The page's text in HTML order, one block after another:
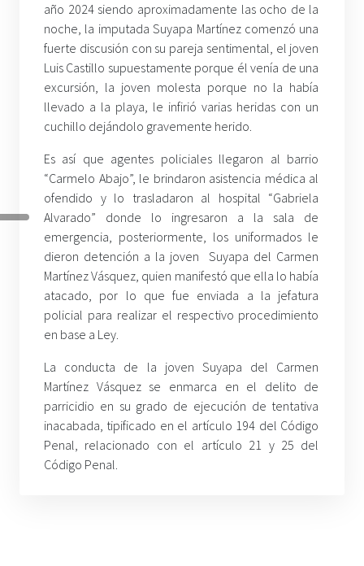
año 2024 siendo aproximadamente las ocho de la
noche, la imputada Suyapa Martínez comenzó una
fuerte discusión con su pareja sentimental, el joven
Luis Castillo supuestamente porque él venía de una
excursión, la joven molesta porque no la había
llevado a la playa, le infirió varias heridas con un
cuchillo dejándolo gravemente herido.
Es así que agentes policiales llegaron al barrio
“Carmelo Abajo”, le brindaron asistencia médica al
ofendido y lo trasladaron al hospital “Gabriela
Alvarado” donde lo ingresaron a la sala de
emergencia, posteriormente, los uniformados le
dieron detención a la joven Suyapa del Carmen
Martínez Vásquez, quien manifestó que ella lo había
atacado, por lo que fue enviada a la jefatura
policial para realizar el respectivo procedimiento
en base a Ley.
La conducta de la joven Suyapa del Carmen
Martínez Vásquez se enmarca en el delito de
parricidio en su grado de ejecución de tentativa
inacabada, tipificado en el artículo 194 del Código
Penal, relacionado con el artículo 21 y 25 del
Código Penal.